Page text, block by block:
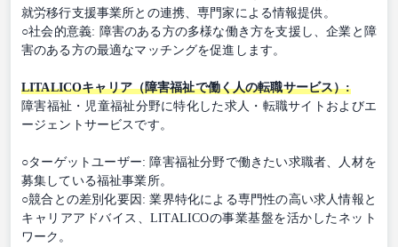
就労移行支援事業所との連携、専門家による情報提供。
○社会的意義: 障害のある方の多様な働き方を支援し、企業と障
害のある方の最適なマッチングを促進します。
LITALICOキャリア（障害福祉で働く人の転職サービス）:
障害福祉・児童福祉分野に特化した求人・転職サイトおよびエ
ージェントサービスです。
○ターゲットユーザー: 障害福祉分野で働きたい求職者、人材を
募集している福祉事業所。
○競合との差別化要因: 業界特化による専門性の高い求人情報と
キャリアアドバイス、LITALICOの事業基盤を活かしたネット
ワーク。